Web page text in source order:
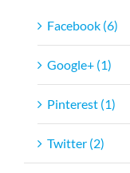
Facebook (6)
Google+ (1)
Pinterest (1)
Twitter (2)